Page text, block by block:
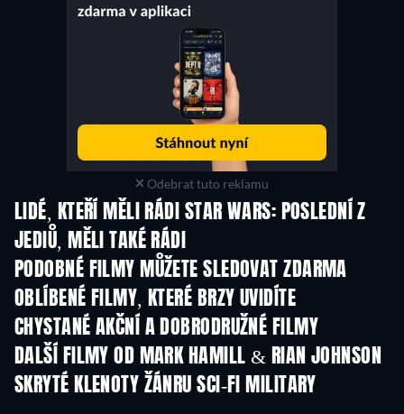
Odebrat tuto reklamu
LIDÉ, KTEŘÍ MĚLI RÁDI STAR WARS: POSLEDNÍ Z
JEDIŮ, MĚLI TAKÉ RÁDI
PODOBNÉ FILMY MŮŽETE SLEDOVAT ZDARMA
OBLÍBENÉ FILMY, KTERÉ BRZY UVIDÍTE
CHYSTANÉ AKČNÍ A DOBRODRUŽNÉ FILMY
DALŠÍ FILMY OD MARK HAMILL & RIAN JOHNSON
SKRYTÉ KLENOTY ŽÁNRU SCI-FI MILITARY
TV